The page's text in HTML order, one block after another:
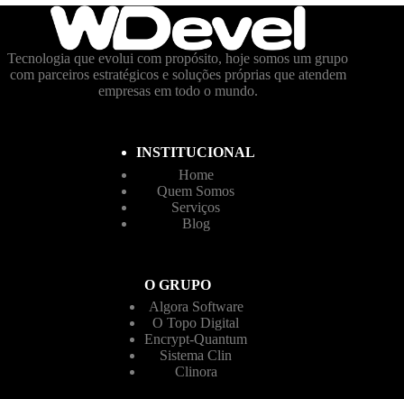
Tecnologia que evolui com propósito, hoje somos um grupo
com parceiros estratégicos e soluções próprias que atendem
empresas em todo o mundo.
INSTITUCIONAL
Home
Quem Somos
Serviços
Blog
O GRUPO
Algora Software
O Topo Digital
Encrypt-Quantum
Sistema Clin
Clinora